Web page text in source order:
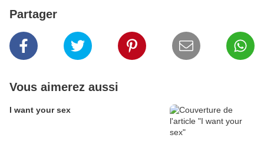
Partager
Vous aimerez aussi
I want your sex